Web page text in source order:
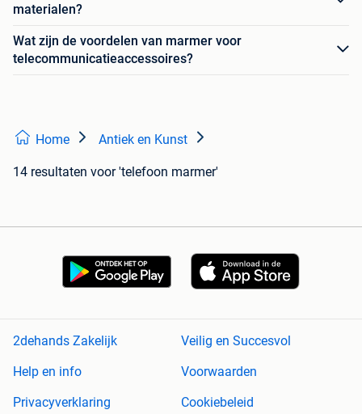
materialen?
Wat zijn de voordelen van marmer voor
telecommunicatieaccessoires?
Home Antiek en Kunst
14 resultaten voor 'telefoon marmer'
2dehands Zakelijk
Veilig en Succesvol
Help en info
Voorwaarden
Privacyverklaring
Cookiebeleid